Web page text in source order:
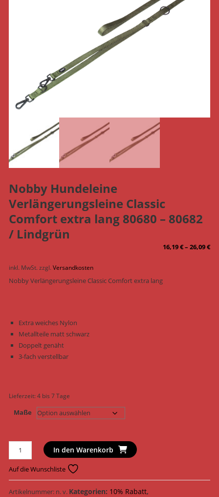
Nobby Hundeleine
Verlängerungsleine Classic
Comfort extra lang 80680 – 80682
/ Lindgrün
16,19€–26,09€
inkl. MwSt.zzgl.Versandkosten
Nobby Verlängerungsleine Classic Comfort extra lang
Extra weiches Nylon
Metallteile matt schwarz
Doppelt genäht
3-fach verstellbar
Lieferzeit:4 bis 7 Tage
Maße
Nobby
Hundeleine
Verlängerungsleine
Classic
Comfort
In den Warenkorb
Auf die Wunschliste
Artikelnummer: n. v. Kategorien: 10% Rabatt,